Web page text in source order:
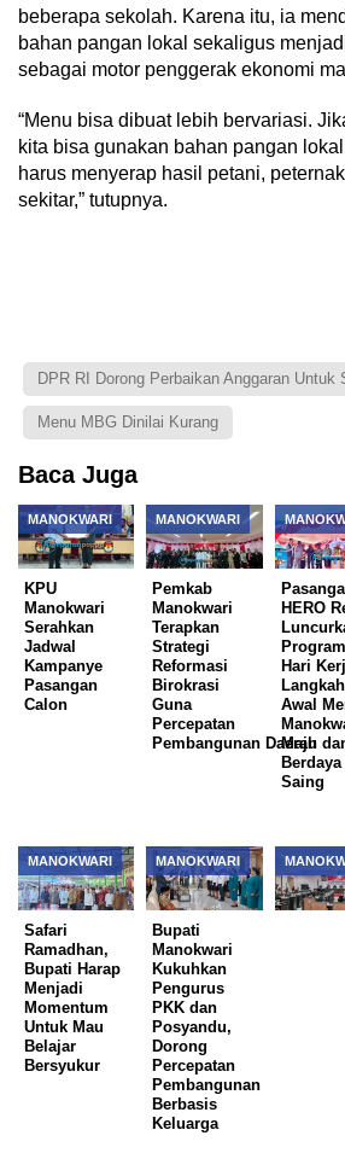
beberapa sekolah. Karena itu, ia
bahan pangan lokal sekaligus
sebagai motor penggerak ekonomi
“Menu bisa dibuat lebih bervariasi.
kita bisa gunakan bahan pangan
harus menyerap hasil petani,
sekitar,” tutupnya.
DPR RI Dorong Perbaikan Anggaran Untuk
Menu MBG Dinilai Kurang
Baca Juga
MANOKWARI
KPU
Manokwari
Serahkan
Jadwal
Kampanye
Pasangan
Calon
MANOKWARI
Pemkab
Manokwari
Terapkan
Strategi
Reformasi
Birokrasi
Guna
Percepatan
Pembangunan Daerah
HERO
Hari
Langkah
Awal
Maju
Berdaya
Saing
MANOKWARI
Safari
Ramadhan,
Bupati Harap
Menjadi
Momentum
Untuk Mau
Belajar
Bersyukur
MANOKWARI
Bupati
Manokwari
Kukuhkan
Pengurus
PKK dan
Posyandu,
Dorong
Percepatan
Pembangunan
Berbasis
Keluarga